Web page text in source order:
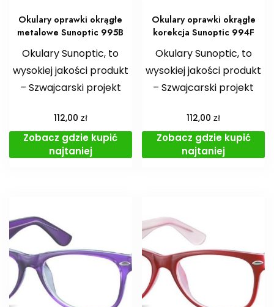
Okulary oprawki okrągłe
metalowe Sunoptic 995B
Okulary Sunoptic, to
wysokiej jakości produkt
– Szwajcarski projekt
112,00 zł
Zobacz gdzie kupić
najtaniej
Okulary oprawki okrągłe
korekcja Sunoptic 994F
Okulary Sunoptic, to
wysokiej jakości produkt
– Szwajcarski projekt
112,00zł
Zobacz gdzie kupić
najtaniej